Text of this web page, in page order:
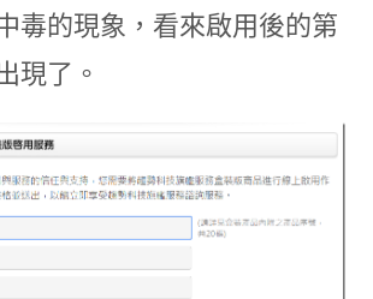
毒的現象，看來啟用後的第
現了。